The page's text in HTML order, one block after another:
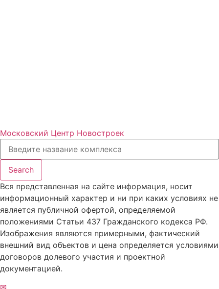
Московский Центр Новостроек
Search
Вся представленная на сайте информация, носит
информационный характер и ни при каких условиях не
является публичной офертой, определяемой
положениями Статьи 437 Гражданского кодекса РФ.
Изображения являются примерными, фактический
внешний вид объектов и цена определяется условиями
договоров долевого участия и проектной
документацией.
✉